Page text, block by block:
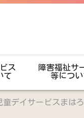
ス
て
障害福祉サ
等につい
童デイサービスまは